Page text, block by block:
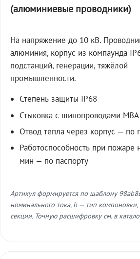
(алюминиевые проводники)
На напряжение до 10 кВ.
алюминия, корпус из компаунда
подстанций, генерации, тяжёлой
промышленности.
Степень защиты IP68
Стыковка с шинопроводами МВА
Отвод тепла через корпус — по
Работоспособность при пожаре
мин — по паспорту
Артикул формируется по шаблону
номинального тока, b — тип
секции. Точную расшифровку см. в